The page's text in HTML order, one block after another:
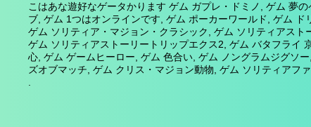
こはあな遊好なゲータかります ゲム ガプレ・ドミノ, ゲム 夢
ブ, ゲム 1つはオンラインです, ゲム ポーカーワールド, ゲム
ゲム ソリティア・マジョン・クラシック, ゲム ソリティアス
ゲム ソリティアストーリートリップエクス2, ゲム バタフライ
心, ゲム ゲームヒーロー, ゲム 色合い, ゲム ノングラムジグソ
ズオブマッチ, ゲム クリス・マジョン動物, ゲム ソリティアフ
.